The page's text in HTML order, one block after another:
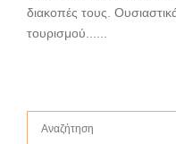
διακοπές τους.
τουρισμού......